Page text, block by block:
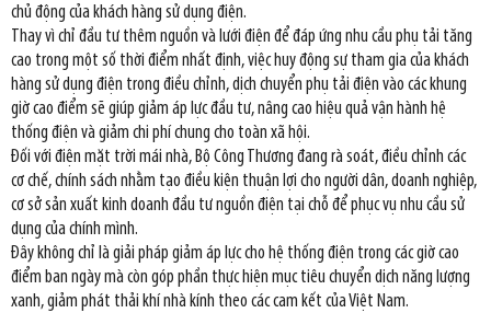
chủ động của khách hàng sử dụng điện.
Thay vì chỉ đầu tư thêm nguồn và lưới điện để đáp ứng nhu cầu phụ tải tăng
cao trong một số thời điểm nhất định, việc huy động sự tham gia của khách
hàng sử dụng điện trong điều chỉnh, dịch chuyển phụ tải điện vào các khung
giờ cao điểm sẽ giúp giảm áp lực đầu tư, nâng cao hiệu quả vận hành hệ
thống điện và giảm chi phí chung cho toàn xã hội.
Đối với điện mặt trời mái nhà, Bộ Công Thương đang rà soát, điều chỉnh các
cơ chế, chính sách nhằm tạo điều kiện thuận lợi cho người dân, doanh nghiệp,
cơ sở sản xuất kinh doanh đầu tư nguồn điện tại chỗ để phục vụ nhu cầu sử
dụng của chính mình.
Đây không chỉ là giải pháp giảm áp lực cho hệ thống điện trong các giờ cao
điểm ban ngày mà còn góp phần thực hiện mục tiêu chuyển dịch năng lượng
xanh, giảm phát thải khí nhà kính theo các cam kết của Việt Nam.